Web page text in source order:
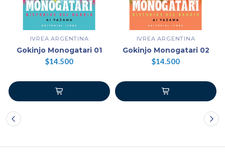
IVREA ARGENTINA
Gokinjo Monogatari 01
$14.500
IVREA ARGENTINA
Gokinjo Monogatari 02
$14.500